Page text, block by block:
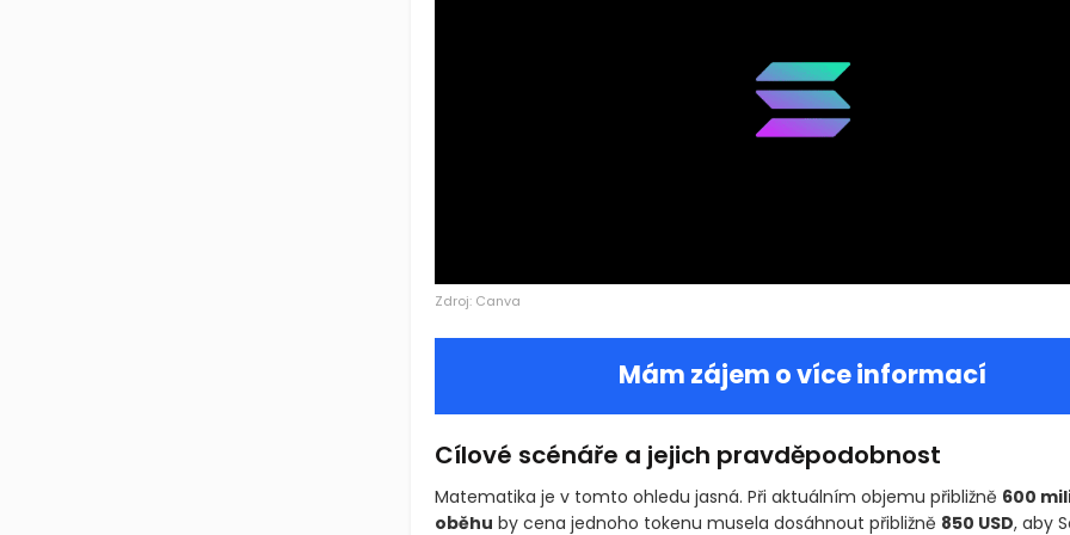
Zdroj: Canva
Mám zájem o více informací
Cílové scénáře a jejich pravděpodobnost
Matematika je v tomto ohledu jasná. Při aktuálním objemu přibližně 600
oběhu by cena jednoho tokenu musela dosáhnout přibližně 850 USD, aby